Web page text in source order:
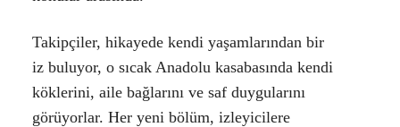
Takipçiler, hikayede kendi yaşamlarından bir
iz buluyor, o sıcak Anadolu kasabasında kendi
köklerini, aile bağlarını ve saf duygularını
görüyorlar. Her yeni bölüm, izleyicilere